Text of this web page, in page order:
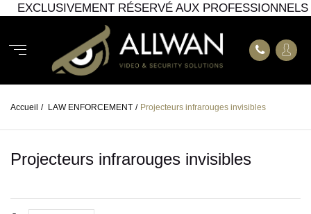
EXCLUSIVEMENT RÉSERVÉ AUX PROFESSIONNELS
Accueil / LAW ENFORCEMENT / Projecteurs infrarouges invisibles
Projecteurs infrarouges invisibles